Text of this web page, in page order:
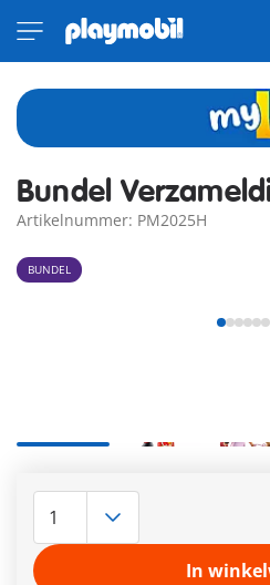
Bundel
Artikelnummer: PM2025H
BUNDEL
PLUS, qui complète - avec des
des produits PLAYMOBIL. Aussi,
complémentaires sont livrés
Meer informatie
In